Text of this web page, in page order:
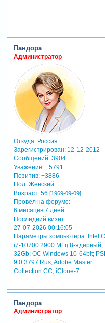
Пандора
Администратор
Откуда:Россия
Зарегистрирован: 12-12-2012
Сообщений:3904
Уважение: +5791
Позитив: +3886
Пол:Женский
Возраст:56 [1969-09-09]
Провел на форуме:
6 месяцев 7 дней
Последний визит:
27-07-2026 00:16:05
Параметры компьютера:Intel
i7-10700 2900 МГц 8-ядерный;
32Gb; ОС Windows 10-64bit;
9.0.3797 Rus; Adobe Master
Collection СС; iClone-7
Пандора
Администратор